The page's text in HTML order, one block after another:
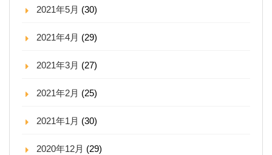
2021年5月 (30)
2021年4月 (29)
2021年3月 (27)
2021年2月 (25)
2021年1月 (30)
2020年12月 (29)